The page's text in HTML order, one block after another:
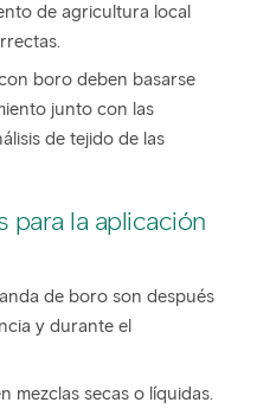
de agricultura local
boro deben basarse
junto con las
de tejido de las
para la aplicación
de boro son después
y durante el
mezclas secas o líquidas.